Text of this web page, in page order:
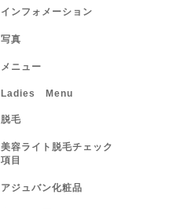
インフォメーション
写真
メニュー
Ladies Menu
脱毛
美容ライト脱毛チェック
項目
アジュバン化粧品